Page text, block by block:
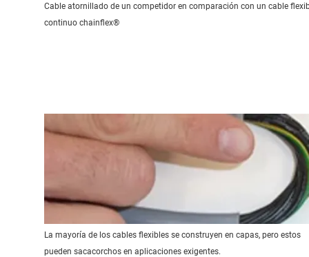
Cable atornillado de un competidor en comparación con un cable
continuo chainflex®
La mayoría de los cables flexibles se construyen en capas, pero estos
pueden sacacorchos en aplicaciones exigentes.